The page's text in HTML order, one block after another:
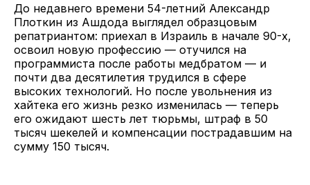
До недавнего времени 54-летний Александр
Плоткин из Ашдода выглядел образцовым
репатриантом: приехал в Израиль в начале 90-х,
освоил новую профессию — отучился на
программиста после работы медбратом — и
почти два десятилетия трудился в сфере
высоких технологий. Но после увольнения из
хайтека его жизнь резко изменилась — теперь
его ожидают шесть лет тюрьмы, штраф в 50
тысяч шекелей и компенсации пострадавшим на
сумму 150 тысяч.